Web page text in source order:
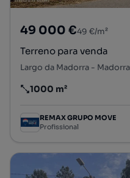
49 000 €49 €/m²
Terreno para venda
Preço por metro quadrado
1000 m²
REMAX GRUPO MOVE
Profissional